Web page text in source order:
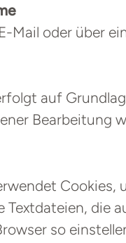
Mail oder über
auf
Bearbeitung
Cookies,
Textdateien, die
so